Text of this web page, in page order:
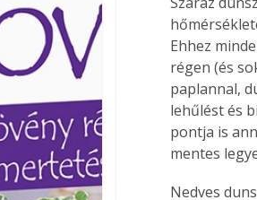
Ehhez
régen (és
paplannal,
lehűlést és
pontja is
mentes
Nedves